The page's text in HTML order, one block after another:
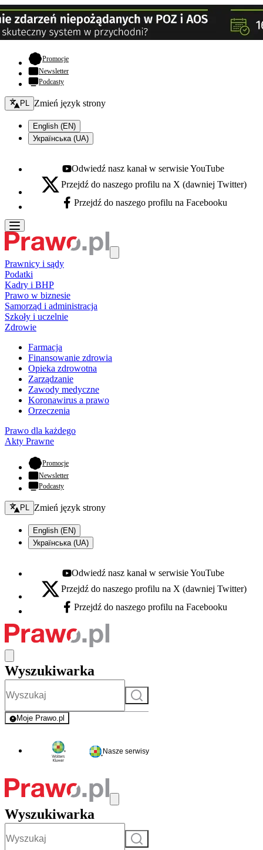
Promocje- otwiera się w nowej karcie
Newsletter
Podcasty
Zmień język - bieżący:
PL Zmień język strony
English (EN)
Українська (UA)
Youtube - otwiera się w nowej karcie
Odwiedź nasz kanał w serwisie YouTube
X - otwiera się w nowej karcie
Przejdź do naszego profilu na X (dawniej Twitter)
Facebook - otwiera się w nowej karcie
Przejdź do naszego profilu na Facebooku
Prawnicy i sądy
Podatki
Kadry i BHP
Prawo w biznesie
Samorząd i administracja
Szkoły i uczelnie
Zdrowie
Farmacja
Finansowanie zdrowia
Opieka zdrowotna
Zarządzanie
Zawody medyczne
Koronawirus a prawo
Orzeczenia
Prawo dla każdego
Akty Prawne
Promocje- otwiera się w nowej karcie
Newsletter
Podcasty
Zmień język - bieżący:
PL Zmień język strony
English (EN)
Українська (UA)
Youtube - otwiera się w nowej karcie
Odwiedź nasz kanał w serwisie YouTube
X - otwiera się w nowej karcie
Przejdź do naszego profilu na X (dawniej Twitter)
Facebook - otwiera się w nowej karcie
Przejdź do naszego profilu na Facebooku
Wyszukiwarka
Szukaj
Moje Prawo.pl
- rejestracja i logowanie do serwisu
Nasze serwisy
Wyszukiwarka
Szukaj